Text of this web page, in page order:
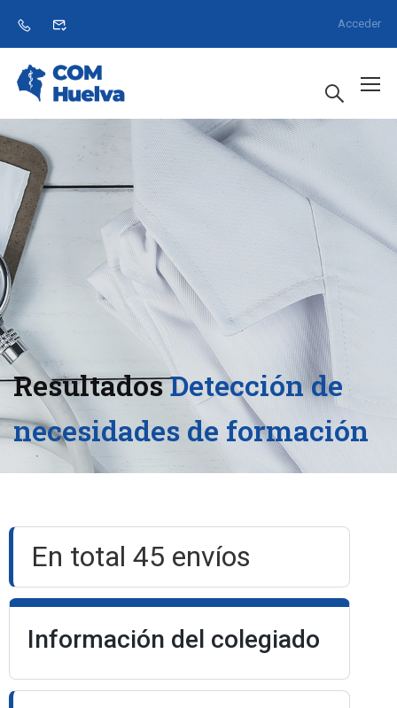
Acceder
ResultadosDetección de
necesidades de formación
En total 45 envíos
Información del colegiado